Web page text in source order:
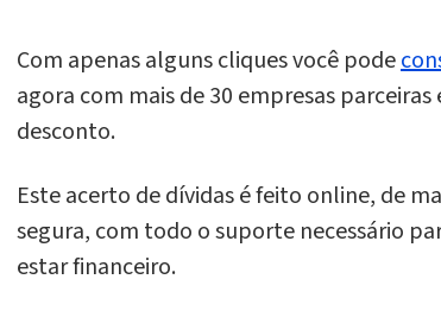
Com apenas alguns cliques você pode
agora com mais de 30 empresas
desconto.
Este acerto de dívidas é feito online, de
segura, com todo o suporte necessário
estar financeiro.